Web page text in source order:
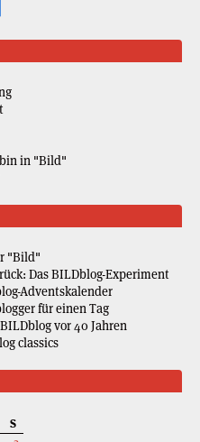
in "Bild"
"Bild"
Das BILDblog-Experiment
Adventskalender
für einen Tag
vor 40 Jahren
classics
S